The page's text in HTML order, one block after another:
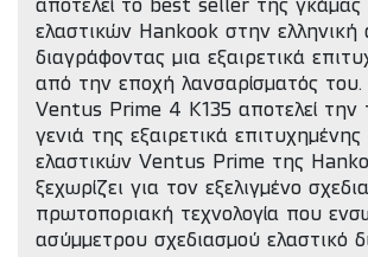
αποτελεί το best seller της
ελαστικών Hankook στην ελληνική
διαγράφοντας μια εξαιρετικά
από την εποχή λανσαρίσματός του.
Ventus Prime 4 K135 αποτελεί την
γενιά της εξαιρετικά επιτυχημένης
ελαστικών Ventus Prime της
ξεχωρίζει για τον εξελιγμένο
πρωτοποριακή τεχνολογία που
ασύμμετρου σχεδιασμού ελαστικό